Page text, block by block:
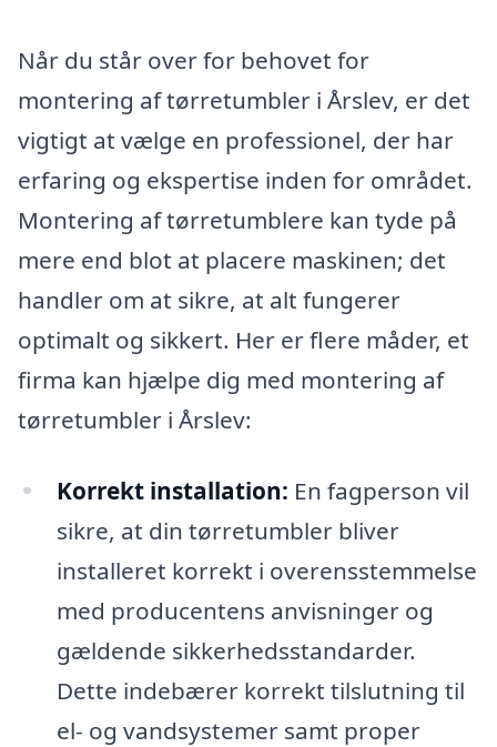
Når du står over for behovet for
montering af tørretumbler i Årslev, er det
vigtigt at vælge en professionel, der har
erfaring og ekspertise inden for området.
Montering af tørretumblere kan tyde på
mere end blot at placere maskinen; det
handler om at sikre, at alt fungerer
optimalt og sikkert. Her er flere måder, et
firma kan hjælpe dig med montering af
tørretumbler i Årslev:
Korrekt installation: En fagperson vil
sikre, at din tørretumbler bliver
installeret korrekt i overensstemmelse
med producentens anvisninger og
gældende sikkerhedsstandarder.
Dette indebærer korrekt tilslutning til
el- og vandsystemer samt proper